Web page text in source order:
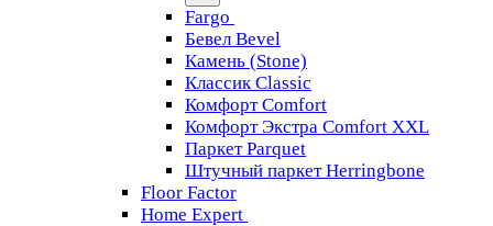
Fargo
Бевел Bevel
Камень (Stone)
Классик Classic
Комфорт Comfort
Комфорт Экстра Comfort XXL
Паркет Parquet
Штучный паркет Herringbone
Floor Factor
Home Expert